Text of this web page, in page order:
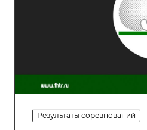
Результаты соревнований